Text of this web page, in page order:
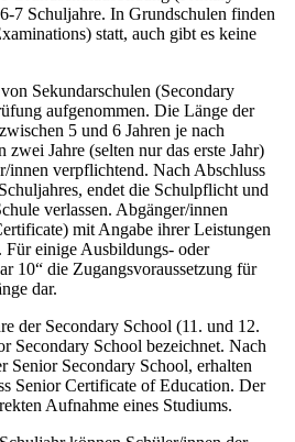
7 Schuljahre. In Grundschulen finden
statt, auch gibt es keine
Sekundarschulen (Secondary
aufgenommen. Die Länge der
5 und 6 Jahren je nach
zwei Jahre (selten nur das erste Jahr)
innen verpflichtend. Nach Abschluss
endet die Schulpflicht und
verlassen. Abgänger/innen
mit Angabe ihrer Leistungen
Für einige Ausbildungs- oder
10“ die Zugangsvoraussetzung für
dar.
der Secondary School (11. und 12.
Secondary School bezeichnet. Nach
Senior Secondary School, erhalten
Senior Certificate of Education. Der
Aufnahme eines Studiums.